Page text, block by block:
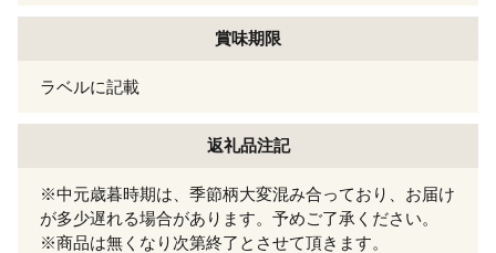
賞味期限
ラベルに記載
返礼品注記
※中元歳暮時期は、季節柄大変混み合っており、お届け
が多少遅れる場合があります。予めご了承ください。
※商品は無くなり次第終了とさせて頂きます。